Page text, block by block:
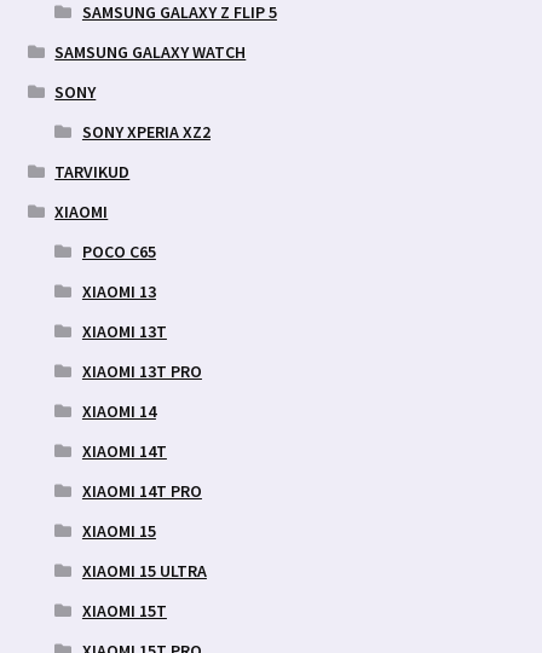
SAMSUNG GALAXY Z FLIP 5
SAMSUNG GALAXY WATCH
SONY
SONY XPERIA XZ2
TARVIKUD
XIAOMI
POCO C65
XIAOMI 13
XIAOMI 13T
XIAOMI 13T PRO
XIAOMI 14
XIAOMI 14T
XIAOMI 14T PRO
XIAOMI 15
XIAOMI 15 ULTRA
XIAOMI 15T